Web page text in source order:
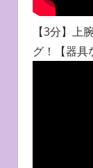
【3分】上
グ！【器具